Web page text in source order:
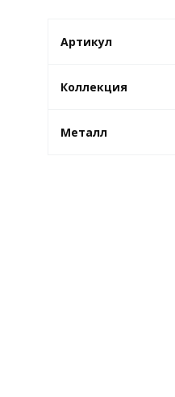
Артикул
Коллекция
Металл